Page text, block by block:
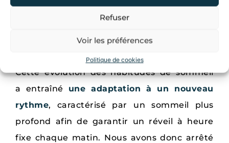
Refuser
Voir les préférences
Politique de cookies
l’éclairage artificiel a naturellement permis
Cette évolution des habitudes de sommeil
a entraîné une adaptation à un nouveau
rythme, caractérisé par un sommeil plus
profond afin de garantir un réveil à heure
fixe chaque matin. Nous avons donc arrêté